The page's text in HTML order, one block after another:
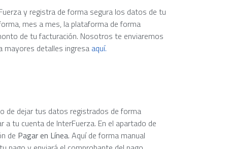
y registra de forma segura los datos de tu
mes a mes, la plataforma de forma
de tu facturación. Nosotros te enviaremos
mayores detalles ingresa aquí.
de dejar tus datos registrados de forma
a tu cuenta de InterFuerza. En el apartado de
de Pagar en Línea. Aquí de forma manual